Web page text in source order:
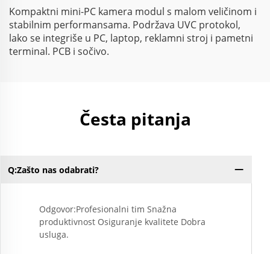
Kompaktni mini-PC kamera modul s malom veličinom i
stabilnim performansama. Podržava UVC protokol,
lako se integriše u PC, laptop, reklamni stroj i pametni
terminal. PCB i sočivo.
Česta pitanja
Q:Zašto nas odabrati?
Odgovor:Profesionalni tim Snažna
produktivnost Osiguranje kvalitete Dobra
usluga.